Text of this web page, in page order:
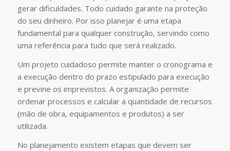
gerar dificuldades. Todo cuidado garante na proteção
do seu dinheiro. Por isso planejar é uma etapa
fundamental para qualquer construção, servindo como
uma referência para tudo que será realizado.
Um projeto cuidadoso permite manter o cronograma e
a execução dentro do prazo estipulado para execução
e previne os imprevistos. A organização permite
ordenar processos e calcular a quantidade de recursos
(mão de obra, equipamentos e produtos) a ser
utilizada.
No planejamento existem etapas que devem ser